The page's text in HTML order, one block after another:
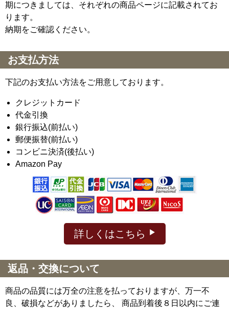
期につきましては、それぞれの商品ページに記載されてお
ります。
納期をご確認ください。
お支払方法
下記のお支払い方法をご用意しております。
クレジットカード
代金引換
銀行振込(前払い)
郵便振替(前払い)
コンビニ決済(後払い)
Amazon Pay
詳しくはこちら
返品・交換について
商品の品質には万全の注意を払っておりますが、万一不
良、破損などがありましたら、 商品到着後８日以内にご連